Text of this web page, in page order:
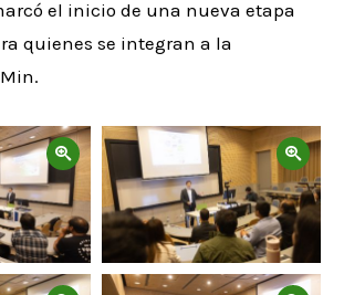
el inicio de una nueva etapa
quienes se integran a la
Zoom
Zoom